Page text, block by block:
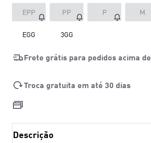
EPP PP P M
EGG 3GG
Frete grátis para pedidos acima de
Troca gratuita em até 30 dias
Descrição